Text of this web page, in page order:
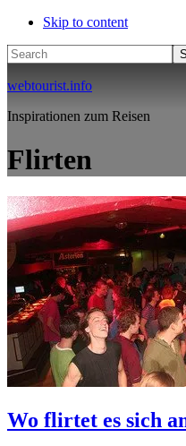
Skip to content
Search
webtourist.info
Inspirationen zum Reisen
Flirten
Wo flirtet es sich